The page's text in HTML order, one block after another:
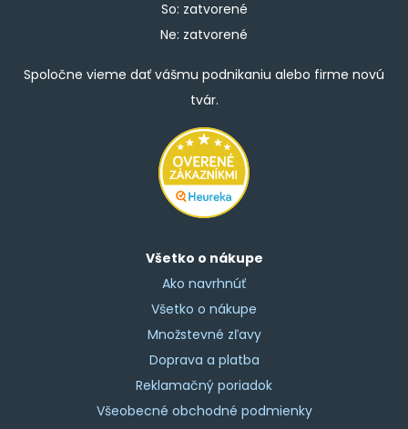
So: zatvorené
Ne: zatvorené
Spoločne vieme dať vášmu podnikaniu alebo firme novú
tvár.
Všetko o nákupe
Ako navrhnúť
Všetko o nákupe
Množstevné zľavy
Doprava a platba
Reklamačný poriadok
Všeobecné obchodné podmienky